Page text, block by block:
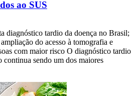
ao SUS
diagnóstico tardio da doença no Brasil;
do acesso à tomografia e
com maior risco O diagnóstico tardio
continua sendo um dos maiores